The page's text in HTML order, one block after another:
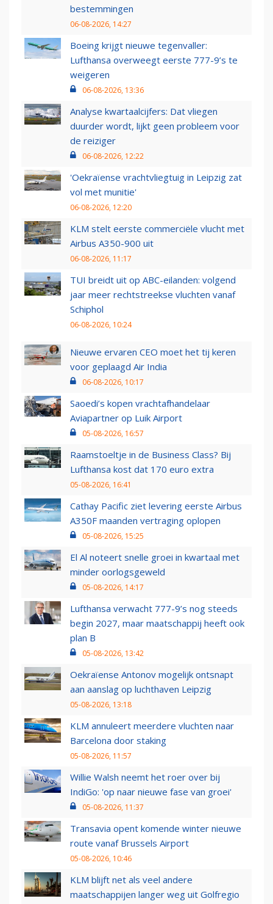
bestemmingen
06-08-2026, 14:27
Boeing krijgt nieuwe tegenvaller:
Lufthansa overweegt eerste 777-9’s te
weigeren
06-08-2026, 13:36
Analyse kwartaalcijfers: Dat vliegen
duurder wordt, lijkt geen probleem voor
de reiziger
06-08-2026, 12:22
'Oekraïense vrachtvliegtuig in Leipzig zat
vol met munitie'
06-08-2026, 12:20
KLM stelt eerste commerciële vlucht met
Airbus A350-900 uit
06-08-2026, 11:17
TUI breidt uit op ABC-eilanden: volgend
jaar meer rechtstreekse vluchten vanaf
Schiphol
06-08-2026, 10:24
Nieuwe ervaren CEO moet het tij keren
voor geplaagd Air India
06-08-2026, 10:17
Saoedi’s kopen vrachtafhandelaar
Aviapartner op Luik Airport
05-08-2026, 16:57
Raamstoeltje in de Business Class? Bij
Lufthansa kost dat 170 euro extra
05-08-2026, 16:41
Cathay Pacific ziet levering eerste Airbus
A350F maanden vertraging oplopen
05-08-2026, 15:25
El Al noteert snelle groei in kwartaal met
minder oorlogsgeweld
05-08-2026, 14:17
Lufthansa verwacht 777-9’s nog steeds
begin 2027, maar maatschappij heeft ook
plan B
05-08-2026, 13:42
Oekraïense Antonov mogelijk ontsnapt
aan aanslag op luchthaven Leipzig
05-08-2026, 13:18
KLM annuleert meerdere vluchten naar
Barcelona door staking
05-08-2026, 11:57
Willie Walsh neemt het roer over bij
IndiGo: 'op naar nieuwe fase van groei'
05-08-2026, 11:37
Transavia opent komende winter nieuwe
route vanaf Brussels Airport
05-08-2026, 10:46
KLM blijft net als veel andere
maatschappijen langer weg uit Golfregio